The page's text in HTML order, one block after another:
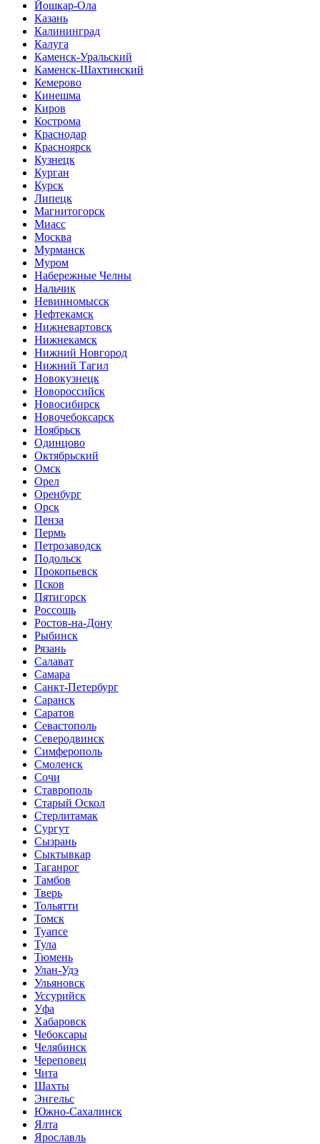
Йошкар-Ола
Казань
Калининград
Калуга
Каменск-Уральский
Каменск-Шахтинский
Кемерово
Кинешма
Киров
Кострома
Краснодар
Красноярск
Кузнецк
Курган
Курск
Липецк
Магнитогорск
Миасс
Москва
Мурманск
Муром
Набережные Челны
Нальчик
Невинномысск
Нефтекамск
Нижневартовск
Нижнекамск
Нижний Новгород
Нижний Тагил
Новокузнецк
Новороссийск
Новосибирск
Новочебоксарск
Ноябрьск
Одинцово
Октябрьский
Омск
Орел
Оренбург
Орск
Пенза
Пермь
Петрозаводск
Подольск
Прокопьевск
Псков
Пятигорск
Россошь
Ростов-на-Дону
Рыбинск
Рязань
Салават
Самара
Санкт-Петербург
Саранск
Саратов
Севастополь
Северодвинск
Симферополь
Смоленск
Сочи
Ставрополь
Старый Оскол
Стерлитамак
Сургут
Сызрань
Сыктывкар
Таганрог
Тамбов
Тверь
Тольятти
Томск
Туапсе
Тула
Тюмень
Улан-Удэ
Ульяновск
Уссурийск
Уфа
Хабаровск
Чебоксары
Челябинск
Череповец
Чита
Шахты
Энгельс
Южно-Сахалинск
Ялта
Ярославль